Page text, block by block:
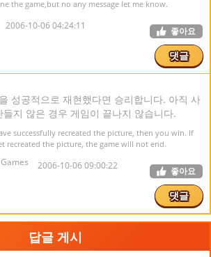
the game,but no any message let me know.
2006-10-06 04:24:11 좋아요
댓글
성공적으로 재현했다면 승리합니다. 아직 사
들지 않은 경우 게임이 끝나지 않습니다.
successfully recreated the picture, then you win. If
recreated the picture, the game will not end.
2006-10-06 09:00:22 좋아요
댓글
답글 게시